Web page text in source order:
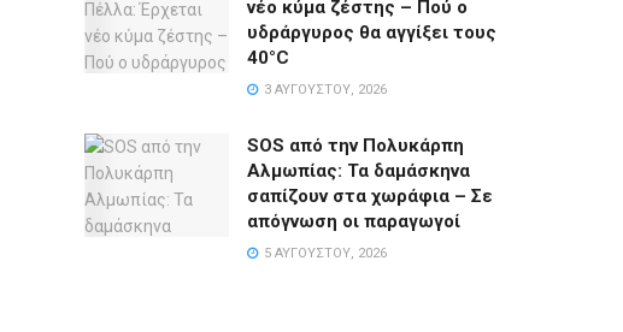
νέο κύμα ζέστης – Πού ο
υδράργυρος θα αγγίξει τους
40°C
3 ΑΥΓΟΎΣΤΟΥ, 2026
SOS από την Πολυκάρπη
Αλμωπίας: Τα δαμάσκηνα
σαπίζουν στα χωράφια – Σε
απόγνωση οι παραγωγοί
5 ΑΥΓΟΎΣΤΟΥ, 2026